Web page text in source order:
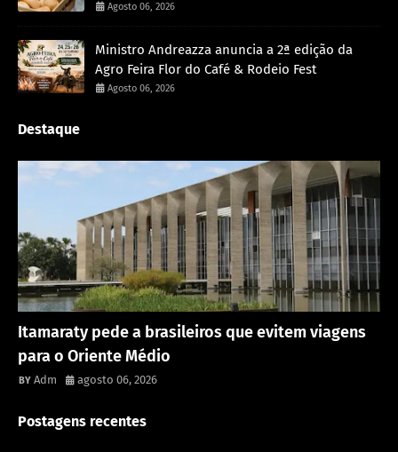
Agosto 06, 2026
Ministro Andreazza anuncia a 2ª edição da
Agro Feira Flor do Café & Rodeio Fest
Agosto 06, 2026
Destaque
Itamaraty pede a brasileiros que evitem viagens
para o Oriente Médio
Adm agosto 06, 2026
Postagens recentes